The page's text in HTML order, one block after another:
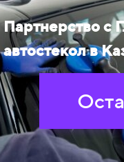
Партнерство с
автостекол в